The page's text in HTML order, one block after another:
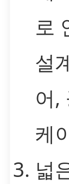
로
설
어,
케
넓